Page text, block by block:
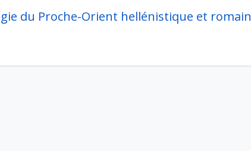
du Proche-Orient hellénistique et romain